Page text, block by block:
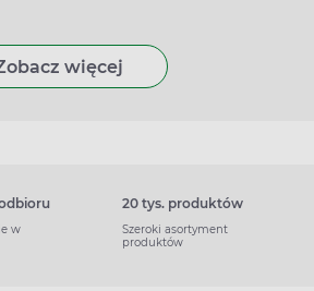
więcej
w
20 tys. produktów
Szeroki asortyment
produktów